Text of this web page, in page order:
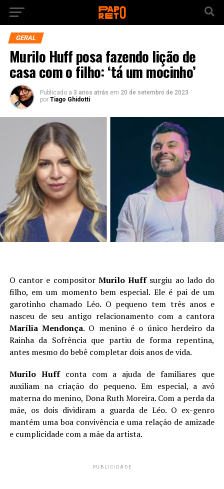
GERAL
Murilo Huff posa fazendo lição de
casa com o filho: ‘tá um mocinho’
Publicado a 3 anos atrás em 20 de setembro de 2023
por Tiago Ghidotti
O cantor e compositor Murilo Huffsurgiu ao lado do
filho, em um momento bem especial. Ele é pai de um
garotinho chamado Léo. O pequeno tem três anos e
nasceu de seu antigo relacionamento com a cantora
Marília Mendonça. O menino é o único herdeiro da
Rainha da Sofrência que partiu de forma repentina,
antes mesmo do bebê completar dois anos de vida.
Murilo Huffconta com a ajuda de familiares que
auxiliam na criação do pequeno. Em especial, a avó
materna do menino, Dona Ruth Moreira. Com a perda da
mãe, os dois dividiram a guarda de Léo. O ex-genro
mantém uma boa convivência e uma relação de amizade
e cumplicidade com a mãe da artista.
PUBLICIDADE